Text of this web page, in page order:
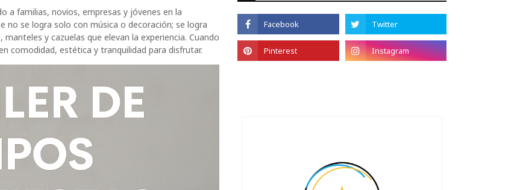
a familias, novios, empresas y jóvenes en la
no se logra solo con música o decoración; se logra
y cazuelas que elevan la experiencia. Cuando
comodidad, estética y tranquilidad para disfrutar.